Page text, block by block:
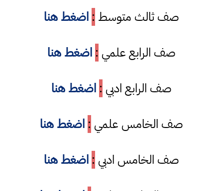
صف ثالث متوسط : اضغط هنا
صف الرابع علمي : اضغط هنا
صف الرابع ادبي : اضغط هنا
صف الخامس علمي : اضغط هنا
صف الخامس ادبي : اضغط هنا